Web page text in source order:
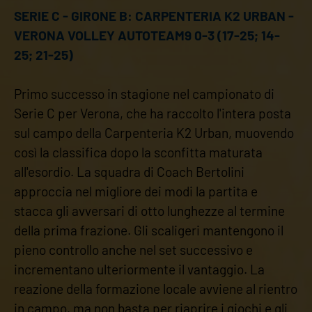
SERIE C - GIRONE B: CARPENTERIA K2 URBAN -
VERONA VOLLEY AUTOTEAM9 0-3 (17-25; 14-
25; 21-25)
Primo successo in stagione nel campionato di
Serie C per Verona, che ha raccolto l'intera posta
sul campo della Carpenteria K2 Urban, muovendo
così la classifica dopo la sconfitta maturata
all'esordio. La squadra di Coach Bertolini
approccia nel migliore dei modi la partita e
stacca gli avversari di otto lunghezze al termine
della prima frazione. Gli scaligeri mantengono il
pieno controllo anche nel set successivo e
incrementano ulteriormente il vantaggio. La
reazione della formazione locale avviene al rientro
in campo, ma non basta per riaprire i giochi e gli